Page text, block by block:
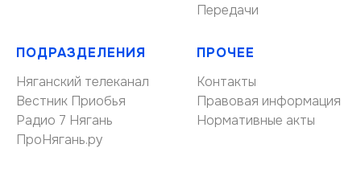
Передачи
ПОДРАЗДЕЛЕНИЯ
Няганский телеканал
Вестник Приобья
Радио 7 Нягань
ПроНягань.ру
ПРОЧЕЕ
Контакты
Правовая информация
Нормативные акты